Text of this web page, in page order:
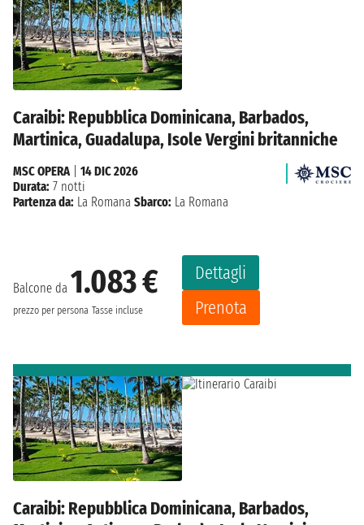
Caraibi: Repubblica Dominicana, Barbados,
Martinica, Guadalupa, Isole Vergini britanniche
Balcone da 1.083 €
prezzo per persona Tasse incluse
Dettagli
Prenota
MSC OPERA| 14 DIC 2026
Durata: 7 notti
Partenza da: La Romana Sbarco: La Romana
Caraibi: Repubblica Dominicana, Barbados,